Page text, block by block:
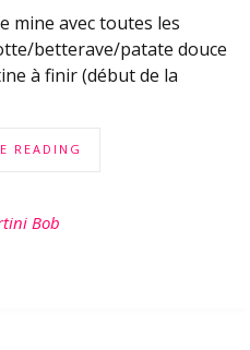
mine avec toutes les
betterave/patate douce
à finir (début de la
READING
Bob